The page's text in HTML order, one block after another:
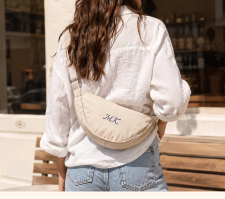
4,9 (sur la base de +15 000 avis)
Nos cadeaux sont appréciés. Les clients nous attribuent
une note de 4,9 sur Google Reviews (total de tous les
pays où nous sommes présents).
Carte de vœux gratuite
Créez quelque chose d’unique en quelques étapes – avec
son prénom, votre photo ou un message qui touche le cœur.
Sans complications, juste tout l’amour pour le moment idéal.